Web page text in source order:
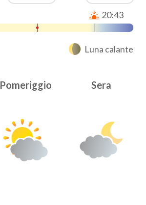
20:43
Luna calante
Pomeriggio Sera